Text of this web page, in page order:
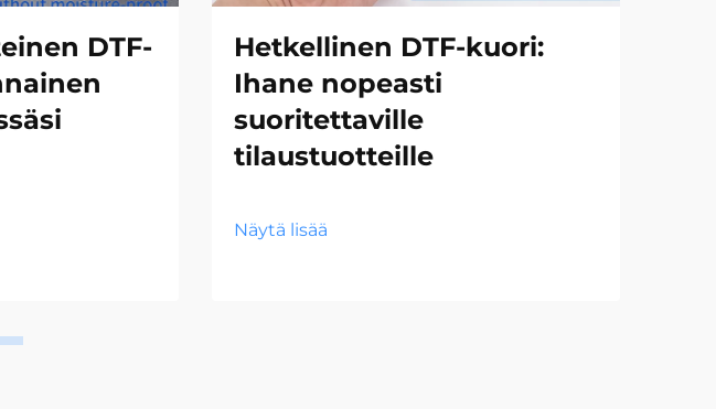
DTF-
Hetkellinen DTF-kuori:
Ihane nopeasti
suoritettaville
tilaustuotteille
Näytä lisää